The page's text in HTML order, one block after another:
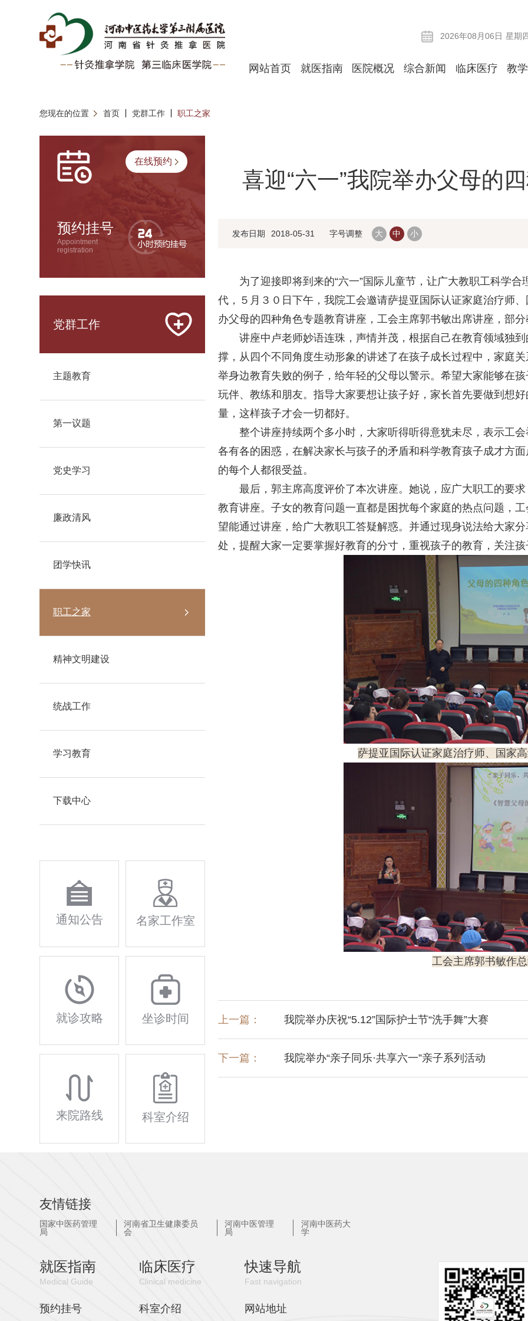
2026年08月06日 星期
网站首页 就医指南 医院概况 综合新闻 临床医疗 教
您现在的位置 首页 党群工作 职工之家
在线预约
预约挂号
Appointment
registration
党群工作
主题教育
第一议题
党史学习
廉政清风
团学快讯
职工之家
精神文明建设
统战工作
学习教育
下载中心
通知公告 名家工作室
就诊攻略 坐诊时间
来院路线 科室介绍
喜迎“六一”我院举办父母的
发布日期 2018-05-31 字号调整 大 中 小
为了迎接即将到来的“六一”国际儿童节，让广大教职工科学
代，５月３０日下午，我院工会邀请萨提亚国际认证家庭治疗师
办父母的四种角色专题教育讲座，工会主席郭书敏出席讲座，部
讲座中卢老师妙语连珠，声情并茂，根据自己在教育领域独
撑，从四个不同角度生动形象的讲述了在孩子成长过程中，家庭
举身边教育失败的例子，给年轻的父母以警示。希望大家能够在
玩伴、教练和朋友。指导大家要想让孩子好，家长首先要做到想
量，这样孩子才会一切都好。
整个讲座持续两个多小时，大家听得听得意犹未尽，表示工
各有各的困惑，在解决家长与孩子的矛盾和科学教育孩子成才方
的每个人都很受益。
最后，郭主席高度评价了本次讲座。她说，应广大职工的要
教育讲座。子女的教育问题一直都是困扰每个家庭的热点问题，
望能通过讲座，给广大教职工答疑解惑。并通过现身说法给大家
处，提醒大家一定要掌握好教育的分寸，重视孩子的教育，关注
萨提亚国际认证家庭治疗师、国家
工会主席郭书敏作
上一篇： 我院举办庆祝“5.12”国际护士节“洗手舞”大赛
下一篇： 我院举办“亲子同乐·共享六一”亲子系列活动
友情链接
国家中医药管理
局
河南省卫生健康委员
会
河南中医管理
局
河南中医药大
学
就医指南
Medical Guide
预约挂号
临床医疗
Clinical medicine
科室介绍
快速导航
Fast navigation
网站地址